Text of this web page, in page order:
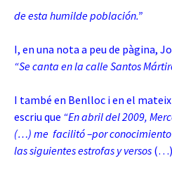
de esta humilde población.”
I, en una nota a peu de pàgina,
“Se canta en la calle Santos
I també en Benlloc i en el
escriu que “En abril del 2009,
(…) me facilitó –por
las siguientes estrofas y versos